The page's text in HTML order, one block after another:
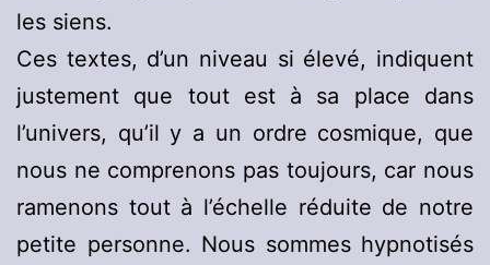
les siens.
Ces textes, d’un niveau si élevé, indiquent
justement que tout est à sa place dans
l’univers, qu’il y a un ordre cosmique, que
nous ne comprenons pas toujours, car nous
ramenons tout à l’échelle réduite de notre
petite personne. Nous sommes hypnotisés